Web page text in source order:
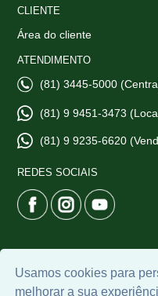
Usamos cookies para
melhorar a sua
CLIENTE
Área do cliente
ATENDIMENTO
(81) 3445-5000
(81) 9 9451-3473
(81) 9 9235-6620
REDES SOCIAIS
© 2026 | CTI Imobiliária |